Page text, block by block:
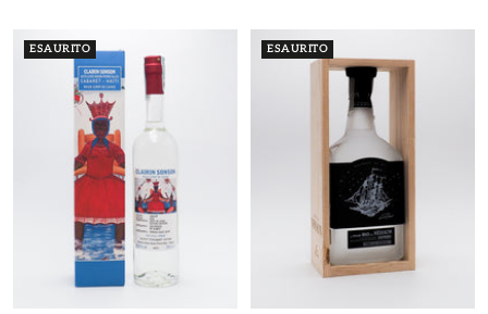
ESAURITO ESAURITO